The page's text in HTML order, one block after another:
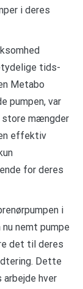
i deres
tids-
Metabo
pumpen, var
mængder
effektiv
for deres
i
nemt pumpe
det til deres
Dette
hver